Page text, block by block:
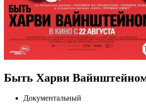
Быть Харви
Документальный